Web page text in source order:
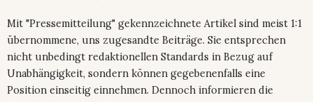
Mit "Pressemitteilung" gekennzeichnete Artikel sind meist 1:1
übernommene, uns zugesandte Beiträge. Sie entsprechen
nicht unbedingt redaktionellen Standards in Bezug auf
Unabhängigkeit, sondern können gegebenenfalls eine
Position einseitig einnehmen. Dennoch informieren die